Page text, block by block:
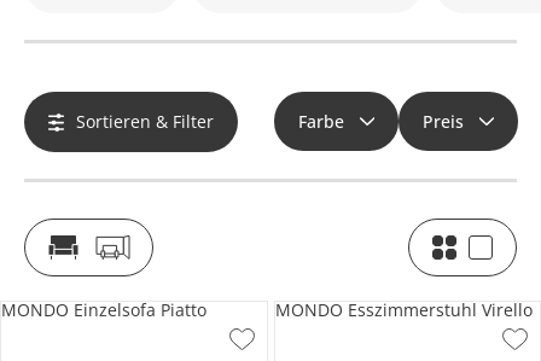
Sortieren & Filter Farbe Preis
MONDO Einzelsofa Piatto MONDO Esszimmerstuhl Virello